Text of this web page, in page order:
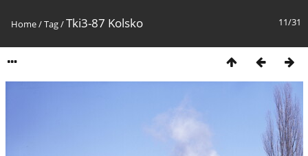
11/31
Home/Tag/Tki3-87 Kolsko